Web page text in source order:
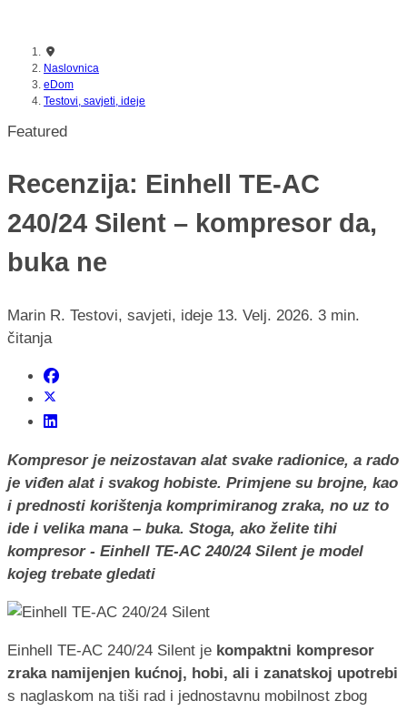
Naslovnica
eDom
Testovi, savjeti, ideje
Featured
Recenzija: Einhell TE-AC
240/24 Silent – kompresor da,
buka ne
Marin R. Testovi, savjeti, ideje 13. Velj. 2026. 3 min.
čitanja
Kompresor je neizostavan alat svake radionice, a rado
je viđen alat i svakog hobiste. Primjene su brojne, kao
i prednosti korištenja komprimiranog zraka, no uz to
ide i velika mana – buka. Stoga, ako želite tihi
kompresor - Einhell TE-AC 240/24 Silent je model
kojeg trebate gledati
Einhell TE-AC 240/24 Silent je kompaktni kompresor
zraka namijenjen kućnoj, hobi, ali i zanatskoj upotrebi
s naglaskom na tiši rad i jednostavnu mobilnost zbog